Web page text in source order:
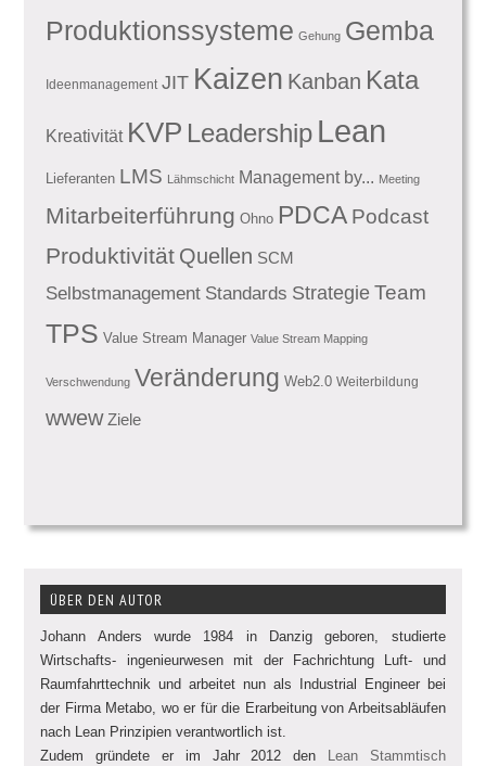
Produktionssysteme Gehung Gemba
Ideenmanagement JIT Kaizen Kanban Kata
Kreativität KVP Leadership Lean
Lieferanten LMS Lähmschicht Management by... Meeting
Mitarbeiterführung Ohno PDCA Podcast
Produktivität Quellen SCM
Selbstmanagement Standards Strategie Team
TPS Value Stream Manager Value Stream Mapping
Verschwendung Veränderung Web2.0 Weiterbildung
wwew Ziele
ÜBER DEN AUTOR
Johann Anders wurde 1984 in Danzig geboren, studierte
Wirtschafts- ingenieurwesen mit der Fachrichtung Luft- und
Raumfahrttechnik und arbeitet nun als Industrial Engineer bei
der Firma Metabo, wo er für die Erarbeitung von Arbeitsabläufen
nach Lean Prinzipien verantwortlich ist.
Zudem gründete er im Jahr 2012 den Lean Stammtisch